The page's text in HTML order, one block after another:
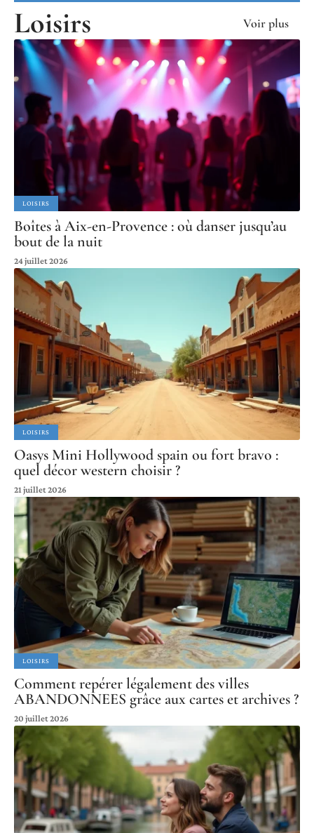
Loisirs Voir plus
LOISIRS
Boîtes à Aix-en-Provence : où danser jusqu’au
bout de la nuit
24 juillet 2026
LOISIRS
Oasys Mini Hollywood spain ou fort bravo :
quel décor western choisir ?
21 juillet 2026
LOISIRS
Comment repérer légalement des villes
ABANDONNEES grâce aux cartes et archives ?
20 juillet 2026